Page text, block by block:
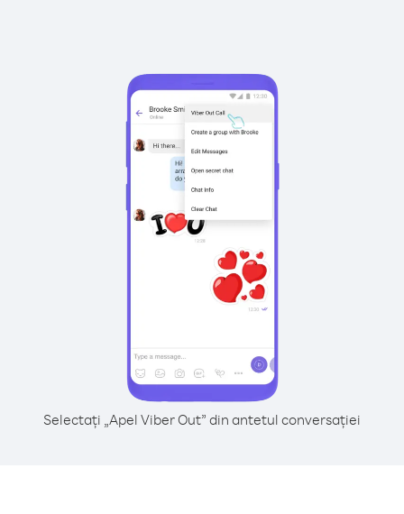
Selectați „Apel Viber Out” din antetul conversației